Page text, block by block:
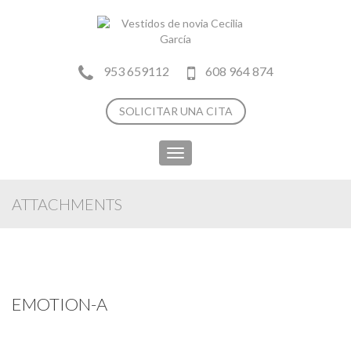
953 659112 608 964 874
SOLICITAR UNA CITA
Toggle
navigation
ATTACHMENTS
EMOTION-A